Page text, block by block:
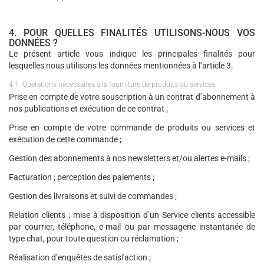
4. POUR QUELLES FINALITÉS UTILISONS-NOUS VOS
DONNÉES ?
Le présent article vous indique les principales finalités pour
lesquelles nous utilisons les données mentionnées à l’article 3.
4.1. Opérations nécessaires à la fourniture de produits ou services
Prise en compte de votre souscription à un contrat d’abonnement à
nos publications et exécution de ce contrat ;
Prise en compte de votre commande de produits ou services et
exécution de cette commande ;
Gestion des abonnements à nos newsletters et/ou alertes e-mails ;
Facturation ; perception des paiements ;
Gestion des livraisons et suivi de commandes ;
Relation clients : mise à disposition d’un Service clients accessible
par courrier, téléphone, e-mail ou par messagerie instantanée de
type chat, pour toute question ou réclamation ;
Réalisation d’enquêtes de satisfaction ;